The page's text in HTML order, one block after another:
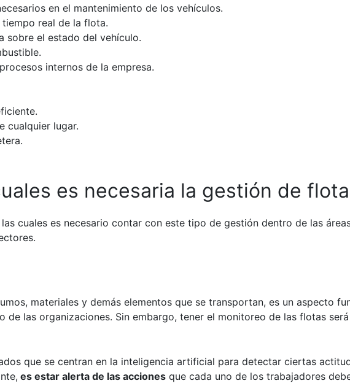
en el mantenimiento de los vehículos.
real de la flota.
sobre el estado del vehículo.
internos de la empresa.
cualquier lugar.
es necesaria la gestión de flota
cuales es necesario contar con este tipo de gestión dentro de las
materiales y demás elementos que se transportan, es un aspecto
las organizaciones. Sin embargo, tener el monitoreo de las flotas
que se centran en la inteligencia artificial para detectar ciertas
, es estar alerta de las acciones que cada uno de los trabajadores